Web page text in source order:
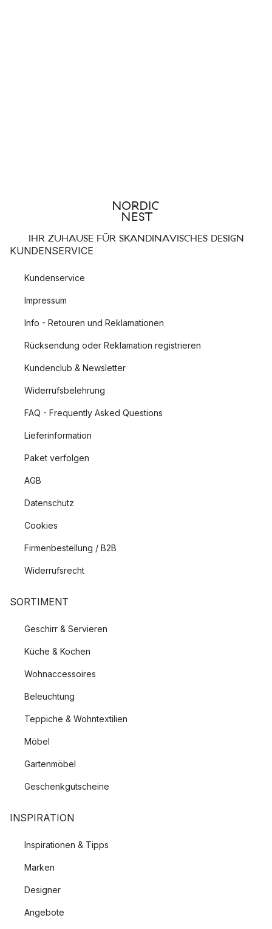
IHR ZUHAUSE FÜR SKANDINAVISCHES DESIGN
KUNDENSERVICE
Kundenservice
Impressum
Info - Retouren und Reklamationen
Rücksendung oder Reklamation registrieren
Kundenclub & Newsletter
Widerrufsbelehrung
FAQ - Frequently Asked Questions
Lieferinformation
Paket verfolgen
AGB
Datenschutz
Cookies
Firmenbestellung / B2B
Widerrufsrecht
SORTIMENT
Geschirr & Servieren
Küche & Kochen
Wohnaccessoires
Beleuchtung
Teppiche & Wohntextilien
Möbel
Gartenmöbel
Geschenkgutscheine
INSPIRATION
Inspirationen & Tipps
Marken
Designer
Angebote